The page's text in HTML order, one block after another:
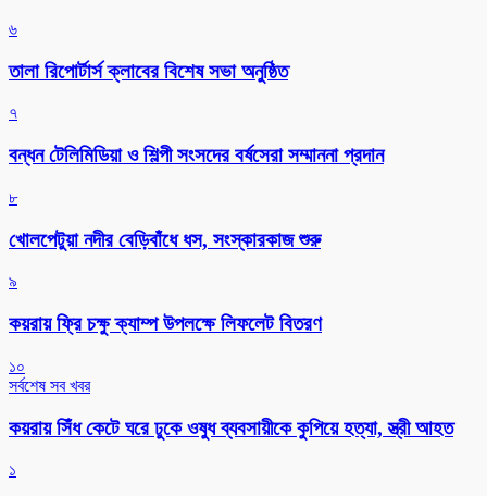
৬
‎তালা রিপোর্টার্স ক্লাবের বিশেষ সভা অনুষ্ঠিত
৭
বন্ধন টেলিমিডিয়া ও শিল্পী সংসদের বর্ষসেরা সম্মাননা প্রদান
৮
খোলপেটুয়া নদীর বেড়িবাঁধে ধস, সংস্কারকাজ শুরু
৯
কয়রায় ফ্রি চক্ষু ক্যাম্প উপলক্ষে লিফলেট বিতরণ
১০
সর্বশেষ সব খবর
কয়রায় সিঁধ কেটে ঘরে ঢুকে ওষুধ ব্যবসায়ীকে কুপিয়ে হত্যা, স্ত্রী আহত
১